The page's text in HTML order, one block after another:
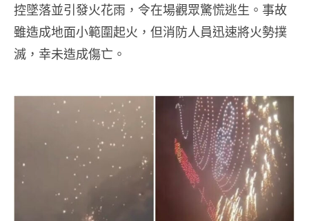
控墜落並引發火花雨，令在場觀眾驚慌逃生。事故
雖造成地面小範圍起火，但消防人員迅速將火勢撲
滅，幸未造成傷亡。